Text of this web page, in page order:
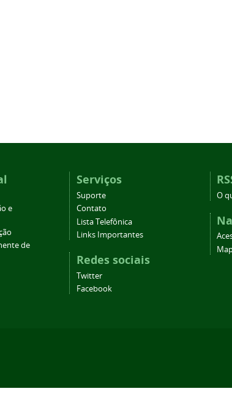
e
de
Serviços
Suporte
Contato
Lista Telefônica
Links Importantes
Redes sociais
Twitter
Facebook
O